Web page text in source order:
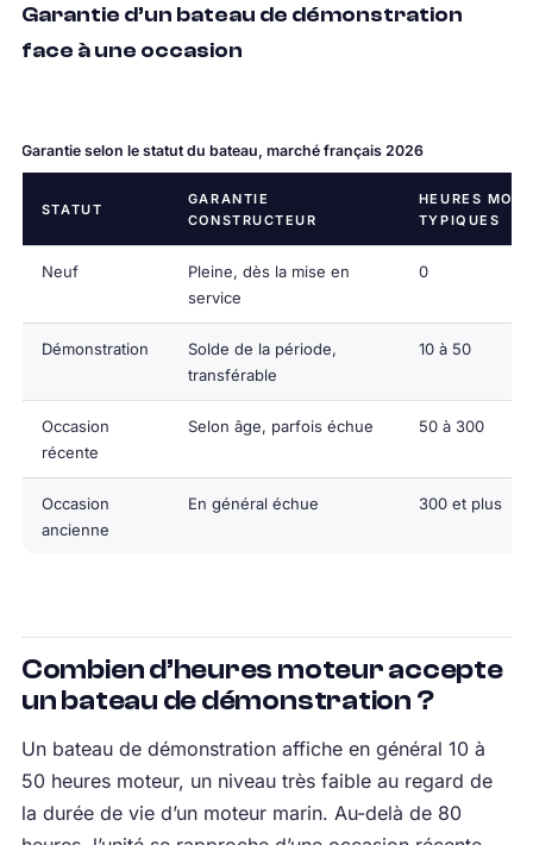
Garantie d’un bateau de démonstration
face à une occasion
Garantie selon le statut du bateau, marché français 2026
STATUT
GARANTIE
CONSTRUCTEUR
HEURES
TYPIQUES
Neuf
Pleine, dès la mise en
service
0
Démonstration
Solde de la période,
transférable
10 à 50
Occasion
récente
Selon âge, parfois échue 50 à 300
Occasion
ancienne
En général échue 300 et plus
Combien d’heures moteur accepte
un bateau de démonstration ?
Un bateau de démonstration affiche en général 10 à
50 heures moteur, un niveau très faible au regard de
la durée de vie d’un moteur marin. Au-delà de 80